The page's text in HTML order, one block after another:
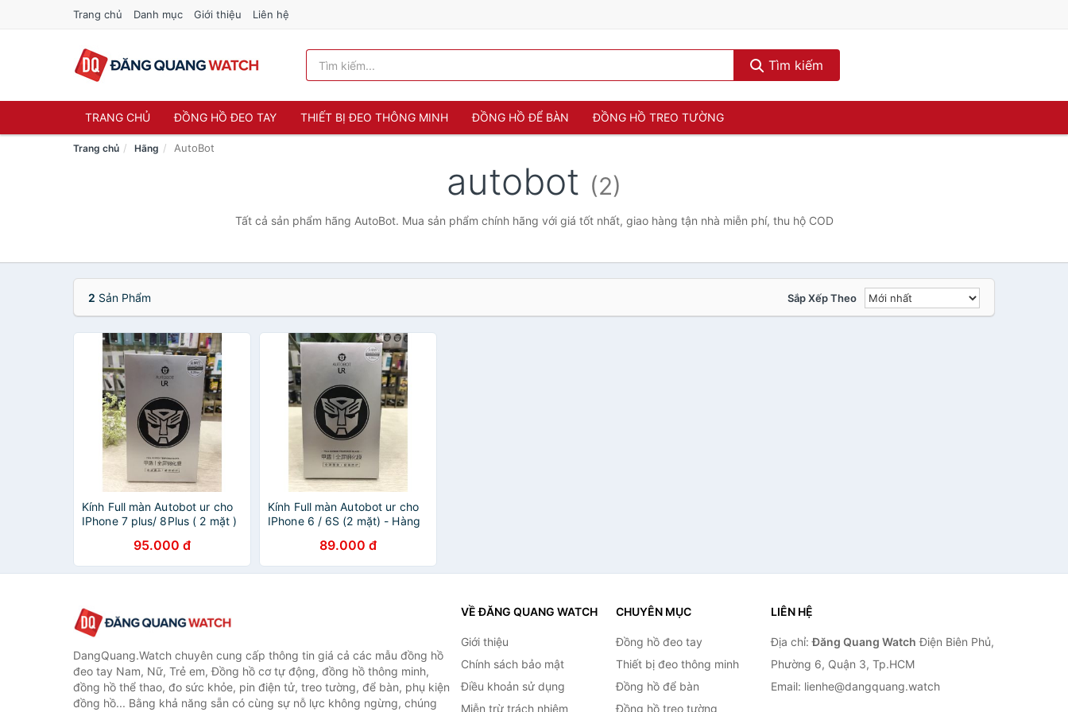
Trang chủ Danh mục Giới thiệu Liên hệ
Tìm kiếm
TRANG CHỦ ĐỒNG HỒ ĐEO TAY THIẾT BỊ ĐEO THÔNG MINH ĐỒNG HỒ ĐỂ BÀN ĐỒNG HỒ TREO TƯỜNG
Trang chủ Hãng AutoBot
autobot (2)
Tất cả sản phẩm hãng AutoBot. Mua sản phẩm chính hãng với giá tốt nhất, giao hàng tận nhà miễn phí, thu hộ COD
2 Sản Phẩm Sắp Xếp Theo
Kính Full màn Autobot ur cho
IPhone 7 plus/ 8Plus ( 2 mặt )
95.000 đ
Kính Full màn Autobot ur cho
IPhone 6 / 6S (2 mặt) - Hàng
89.000 đ
DangQuang.Watch chuyên cung cấp thông tin giá cả các mẫu đồng hồ
đeo tay Nam, Nữ, Trẻ em, Đồng hồ cơ tự động, đồng hồ thông minh,
đồng hồ thể thao, đo sức khỏe, pin điện tử, treo tường, để bàn, phụ kiện
đồng hồ... Bằng khả năng sẵn có cùng sự nỗ lực không ngừng, chúng
VỀ ĐĂNG QUANG WATCH
Giới thiệu
Chính sách bảo mật
Điều khoản sử dụng
Miễn trừ trách nhiệm
CHUYÊN MỤC
Đồng hồ đeo tay
Thiết bị đeo thông minh
Đồng hồ để bàn
Đồng hồ treo tường
LIÊN HỆ
Địa chỉ:Đăng Quang Watch Điện Biên Phủ,
Phường 6, Quận 3, Tp.HCM
Email: lienhe@dangquang.watch